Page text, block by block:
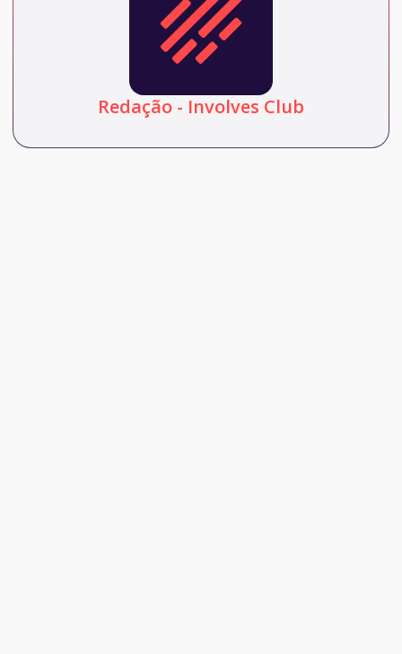
Redação - Involves Club